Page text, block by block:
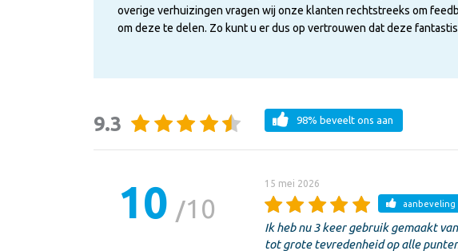
overige verhuizingen vragen wij onze klanten rechtstreeks om
om deze te delen. Zo kunt u er dus op vertrouwen dat deze
9.3 98% beveelt ons aan
10 10
15 mei 2026
aanbeveling
Ik heb nu 3 keer gebruik gemaakt
tot grote tevredenheid op alle